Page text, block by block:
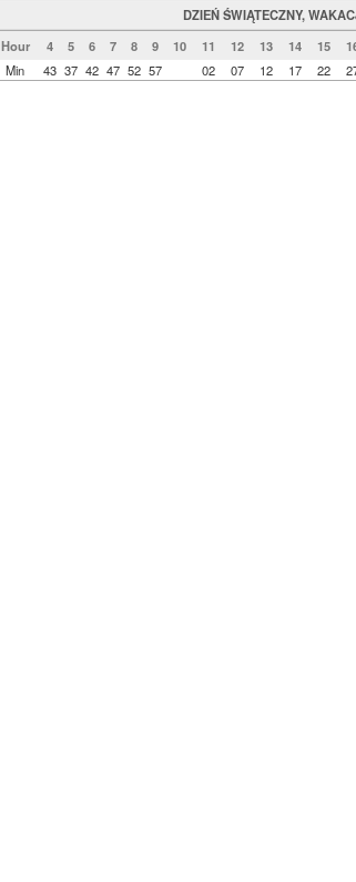
DZIEŃ ŚWIĄTECZNY,
Hour
4 5 6 7 8 9 10 11 12 13 14 15
Min
43 37 42 47 52 57 02 07 12 17 22